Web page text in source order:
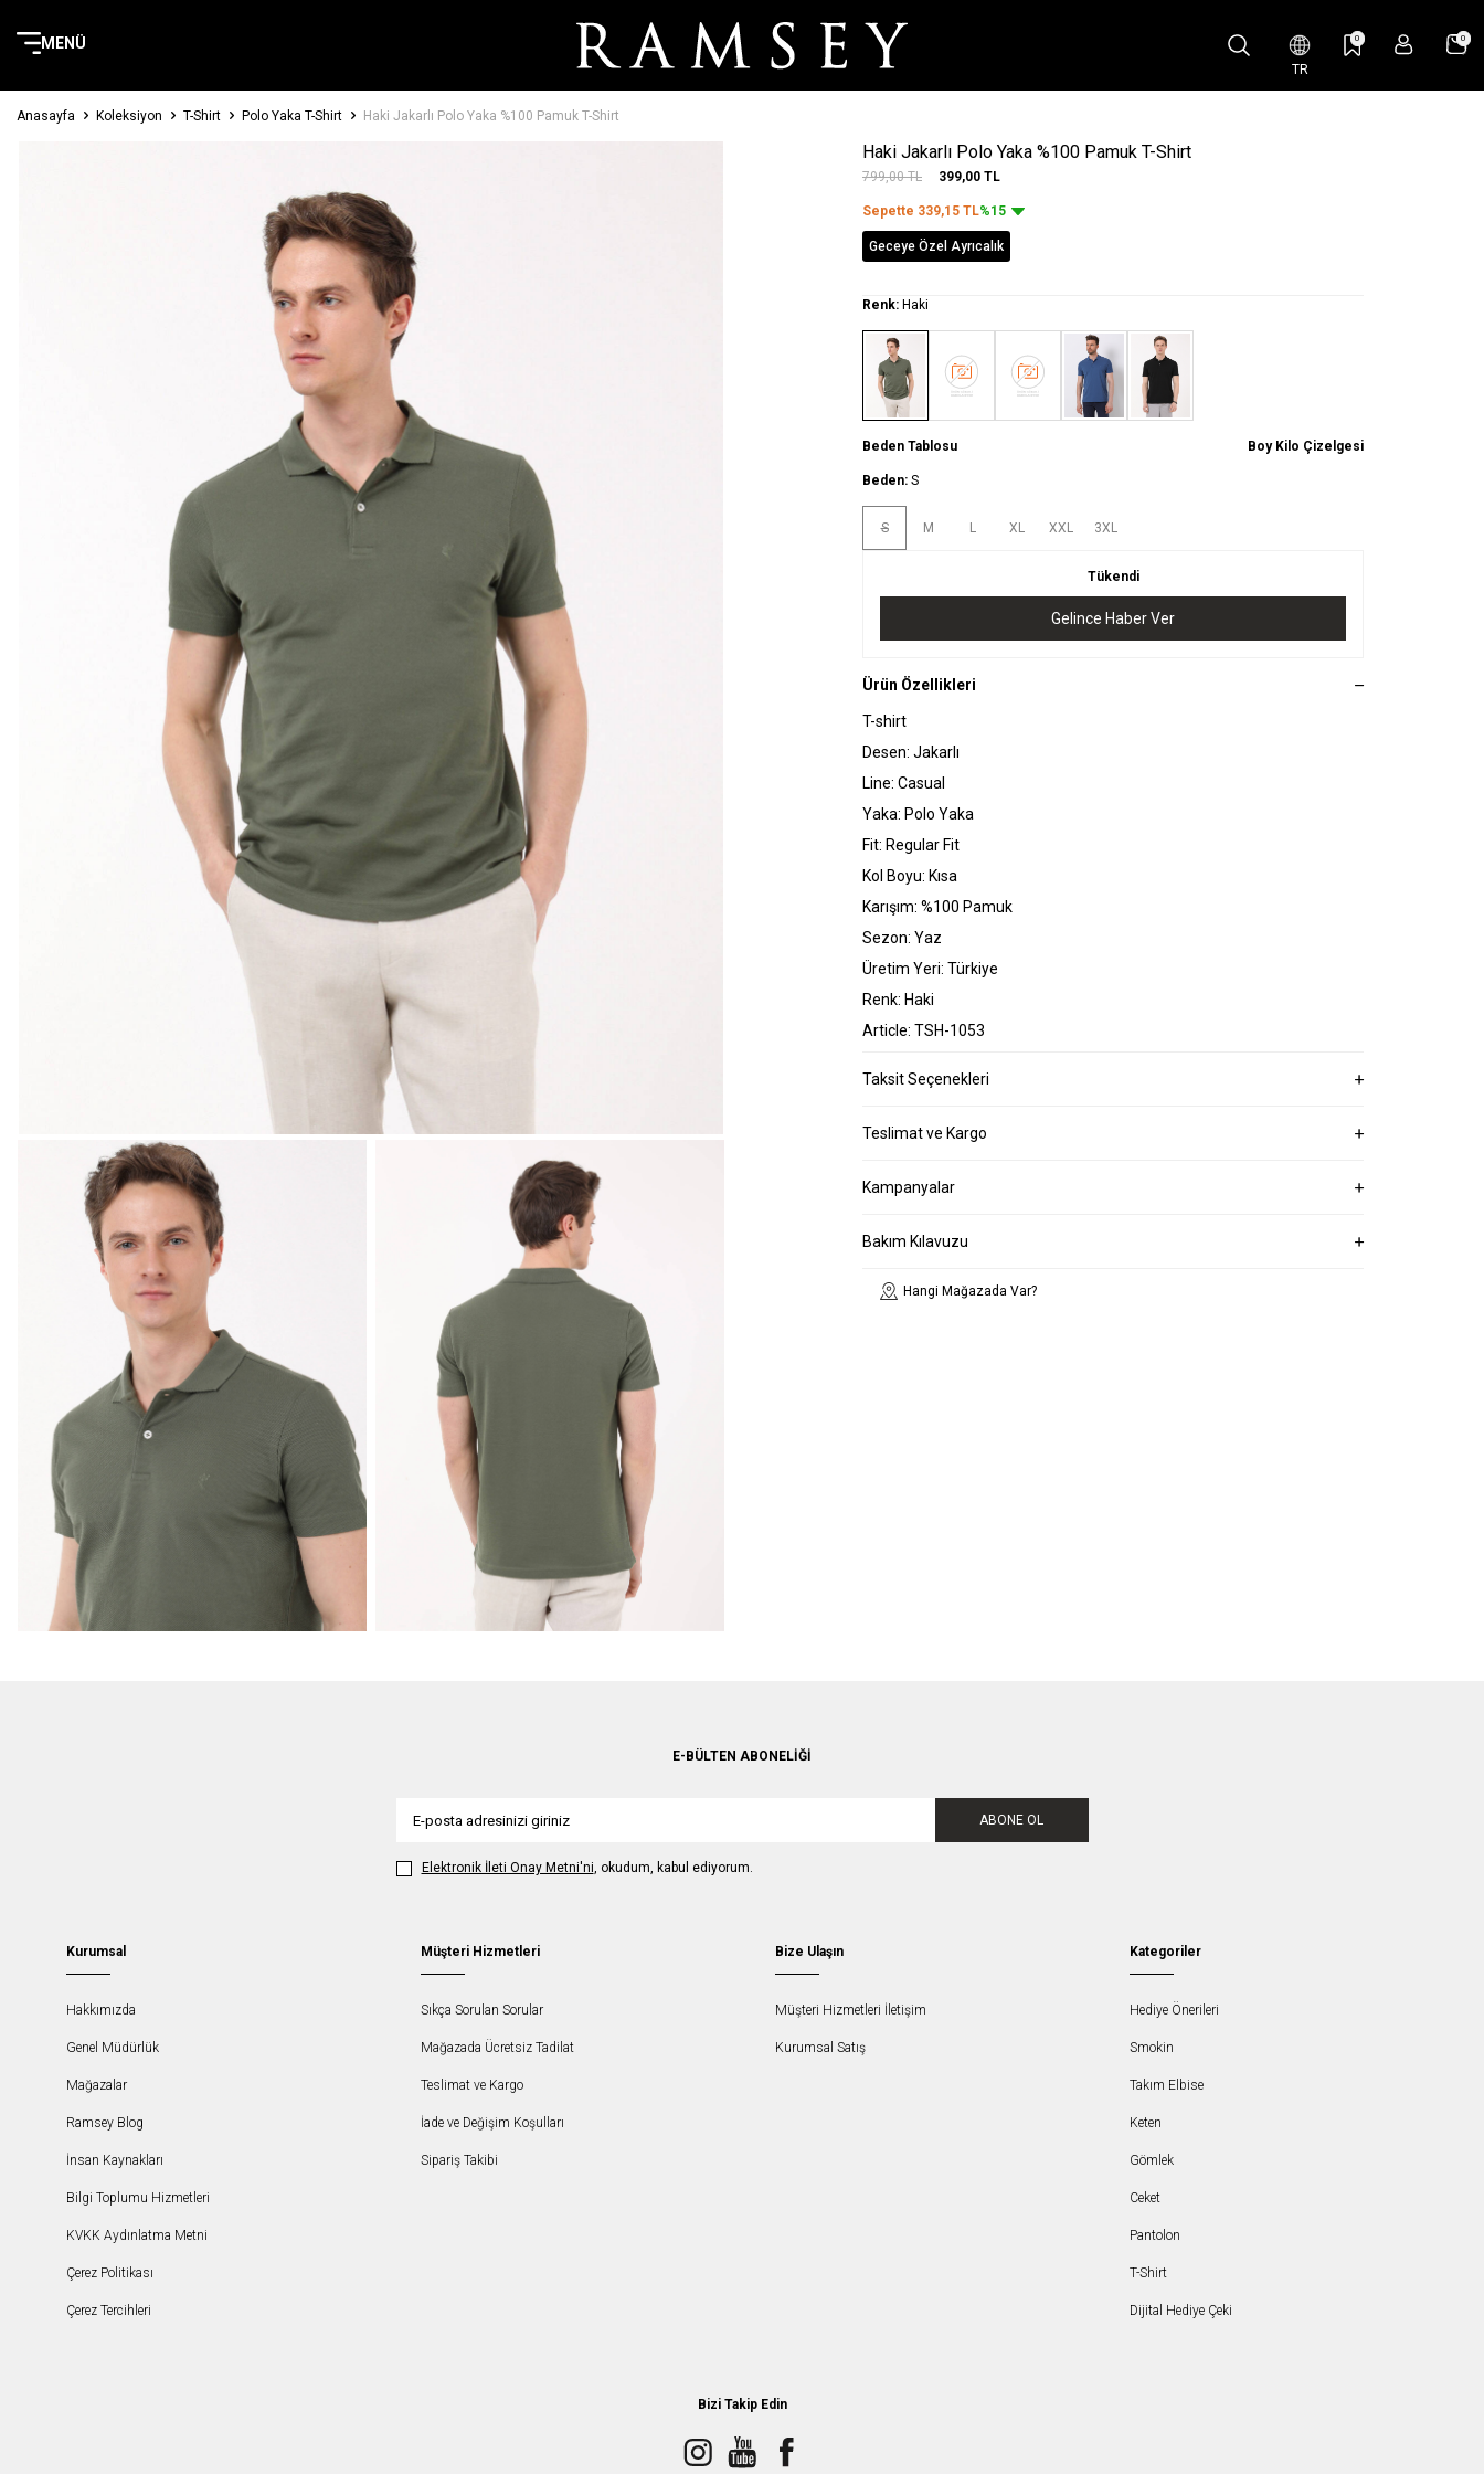
MENÜ
TR
0 0
Anasayfa Koleksiyon T-Shirt Polo Yaka T-Shirt Haki Jakarlı Polo Yaka %100 Pamuk T-Shirt
Haki Jakarlı Polo Yaka %100 Pamuk T-Shirt
799,00TL 399,00 TL
Sepette 339,15 TL%15
Geceye Özel Ayrıcalık
Renk: Haki
Beden Tablosu Boy Kilo Çizelgesi
Beden: S
S M L XL XXL 3XL
Tükendi
Gelince Haber Ver
Ürün Özellikleri
T-shirt
Desen: Jakarlı
Line: Casual
Yaka: Polo Yaka
Fit: Regular Fit
Kol Boyu: Kısa
Karışım: %100 Pamuk
Sezon: Yaz
Üretim Yeri: Türkiye
Renk: Haki
Article: TSH-1053
Taksit Seçenekleri
Teslimat ve Kargo
Kampanyalar
Bakım Kılavuzu
Hangi Mağazada Var?
E-BÜLTEN ABONELIĞI
ABONE OL
Elektronik İleti Onay Metni'ni, okudum, kabul ediyorum.
Kurumsal
Hakkımızda
Genel Müdürlük
Mağazalar
Ramsey Blog
İnsan Kaynakları
Bilgi Toplumu Hizmetleri
KVKK Aydınlatma Metni
Çerez Politikası
Çerez Tercihleri
Müşteri Hizmetleri
Sıkça Sorulan Sorular
Mağazada Ücretsiz Tadilat
Teslimat ve Kargo
İade ve Değişim Koşulları
Sipariş Takibi
Bize Ulaşın
Müşteri Hizmetleri İletişim
Kurumsal Satış
Kategoriler
Hediye Önerileri
Smokin
Takım Elbise
Keten
Gömlek
Ceket
Pantolon
T-Shirt
Dijital Hediye Çeki
Bizi Takip Edin